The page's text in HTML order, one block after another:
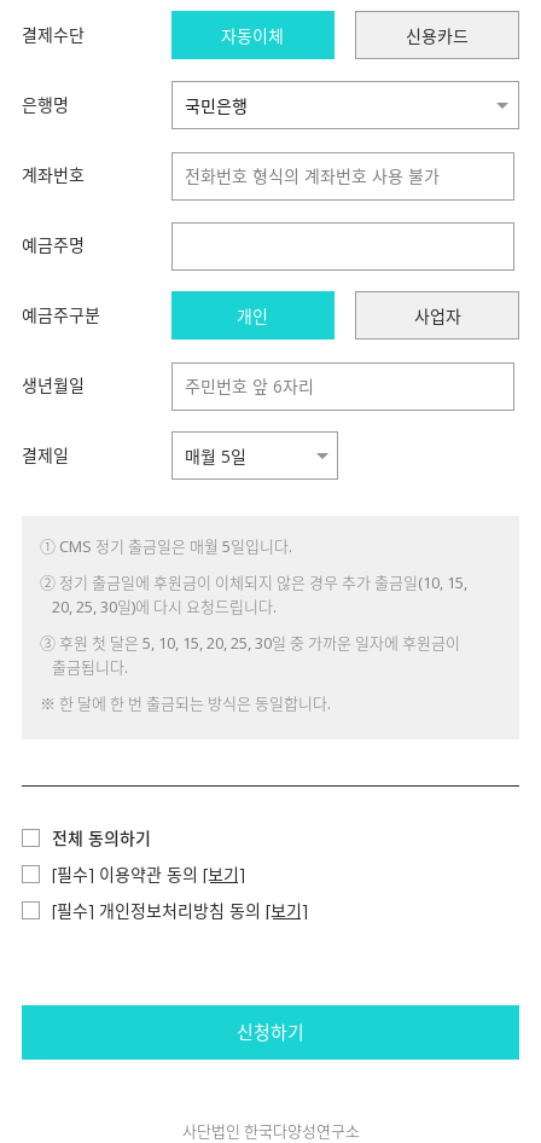
결제수단 자동이체 신용카드
은행명
계좌번호
예금주명
예금주구분 개인 사업자
생년월일
결제일
① CMS 정기 출금일은 매월 5일입니다.
② 정기 출금일에 후원금이 이체되지 않은 경우 추가 출금일(10, 15,
20, 25, 30일)에 다시 요청드립니다.
③ 후원 첫 달은 5, 10, 15, 20, 25, 30일 중 가까운 일자에 후원금이
출금됩니다.
※ 한 달에 한 번 출금되는 방식은 동일합니다.
전체 동의하기
[필수] 이용약관 동의 [보기]
[필수] 개인정보처리방침 동의 [보기]
신청하기
사단법인 한국다양성연구소